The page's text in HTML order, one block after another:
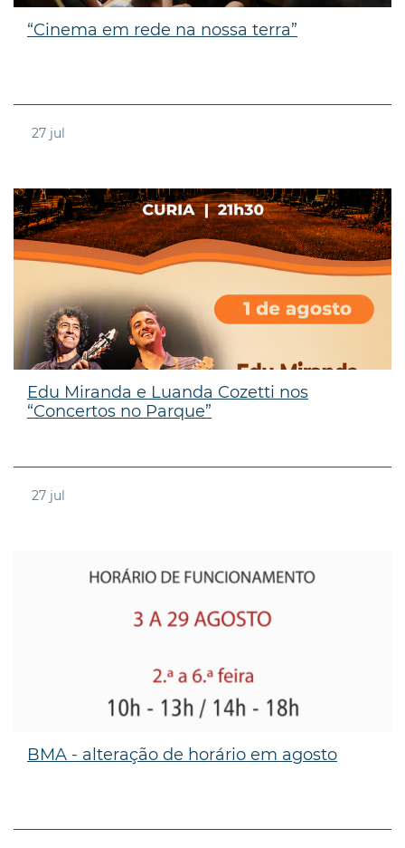
“Cinema em rede na nossa terra”
27 jul
Edu Miranda e Luanda Cozetti nos
“Concertos no Parque”
27 jul
BMA - alteração de horário em agosto